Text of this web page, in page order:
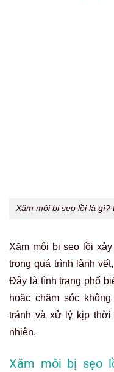
Xăm môi bị sẹo lồi là gì?
Xăm môi bị sẹo lồi
trong quá trình lành
Đây là tình trạng phổ
hoặc chăm sóc
tránh và xử lý kịp
nhiên.
Xăm môi bị sẹo